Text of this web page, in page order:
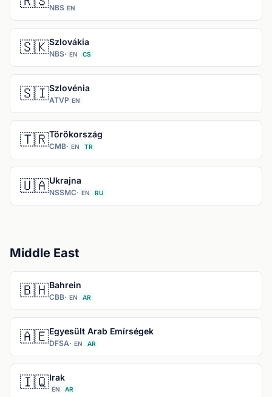
NBS EN
🇸🇰Szlovákia
NBS· EN CS
🇸🇮Szlovénia
ATVP EN
🇹🇷Törökország
CMB· EN TR
🇺🇦Ukrajna
NSSMC· EN RU
Middle East
🇧🇭Bahrein
CBB· EN AR
🇦🇪Egyesült Arab Emírségek
DFSA· EN AR
🇮🇶Irak
EN AR